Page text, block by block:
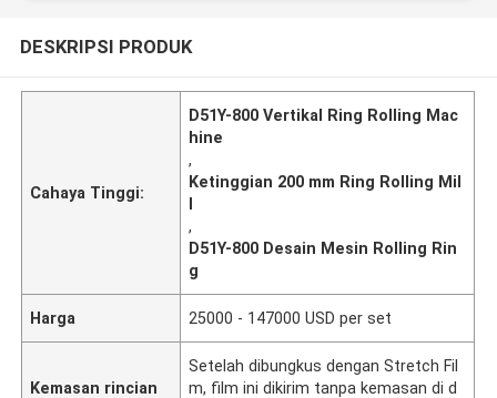
DESKRIPSI PRODUK
Cahaya Tinggi:
D51Y-800 Vertikal Ring Rolling Mac
hine
,
Ketinggian 200 mm Ring Rolling Mil
l
,
D51Y-800 Desain Mesin Rolling Rin
g
Harga 25000 - 147000 USD per set
Kemasan rincian
Setelah dibungkus dengan Stretch Fil
m, film ini dikirim tanpa kemasan di d